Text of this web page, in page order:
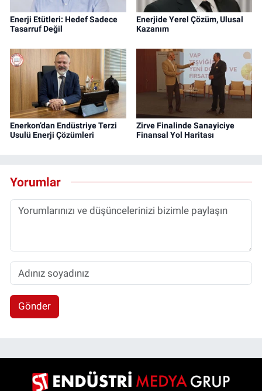
Enerji Etütleri: Hedef Sadece
Tasarruf Değil
Enerjide Yerel Çözüm, Ulusal
Kazanım
Enerkon’dan Endüstriye Terzi
Usulü Enerji Çözümleri
Zirve Finalinde Sanayiciye
Finansal Yol Haritası
Yorumlar
Gönder